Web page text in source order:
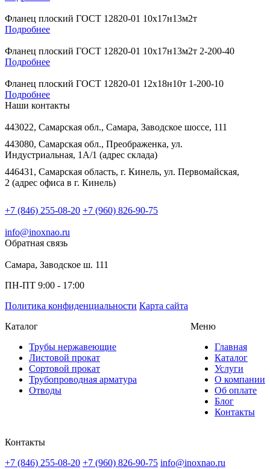
Фланец плоский ГОСТ 12820-01 10х17н13м2т
Подробнее
Фланец плоский ГОСТ 12820-01 10х17н13м2т 2-200-40
Подробнее
Фланец плоский ГОСТ 12820-01 12х18н10т 1-200-10
Подробнее
Наши контакты
443022, Самарская обл., Самара, Заводское шоссе, 111
443080, Самарская обл., Преображенка, ул.
Индустриальная, 1А/1 (адрес склада)
446431, Самарская область, г. Кинель, ул. Первомайская,
2 (адрес офиса в г. Кинель)
+7 (846) 255-08-20 +7 (960) 826-90-75
info@inoxnao.ru
Обратная связь
Самара, Заводское ш. 111
ПН-ПТ 9:00 - 17:00
Политика конфиденциальности Карта сайта
Каталог
Трубы нержавеющие
Листовой прокат
Сортовой прокат
Трубопроводная арматура
Отводы
Меню
Главная
Каталог
Услуги
О компании
Об оплате
Блог
Контакты
Контакты
+7 (846) 255-08-20 +7 (960) 826-90-75 info@inoxnao.ru